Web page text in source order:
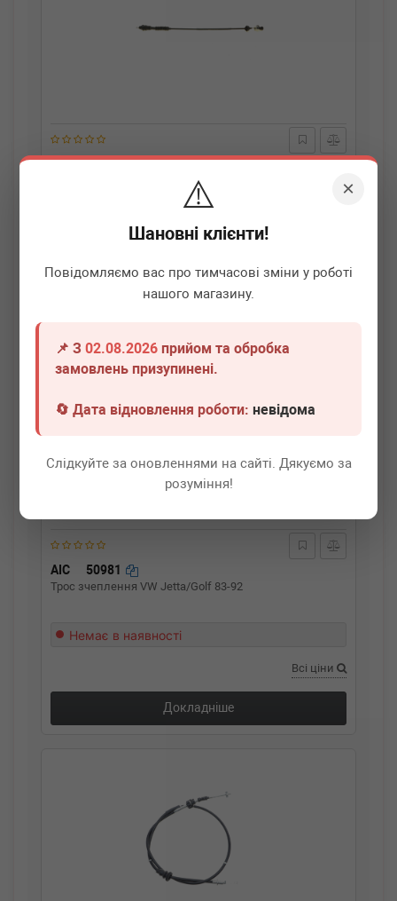
×
⚠️
Шановні клієнти!
Повідомляємо вас про тимчасові зміни у роботі
нашого магазину.
📌 З02.08.2026 прийом та обробка
замовлень призупинені.
🔄 Дата відновлення роботи:невідома
Слідкуйте за оновленнями на сайті. Дякуємо за
розуміння!
AIC 56596
Трос зчеплення Citroen Berlingo/Peugeot Partner 00-15
Немає в наявності
Докладніше
AIC 50981
Трос зчеплення VW Jetta/Golf 83-92
Немає в наявності
Всі ціни
Докладніше